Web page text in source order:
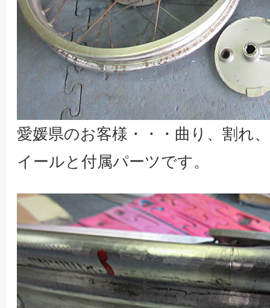
愛媛県のお客様・・・曲り、割れ
イールと付属パーツです。